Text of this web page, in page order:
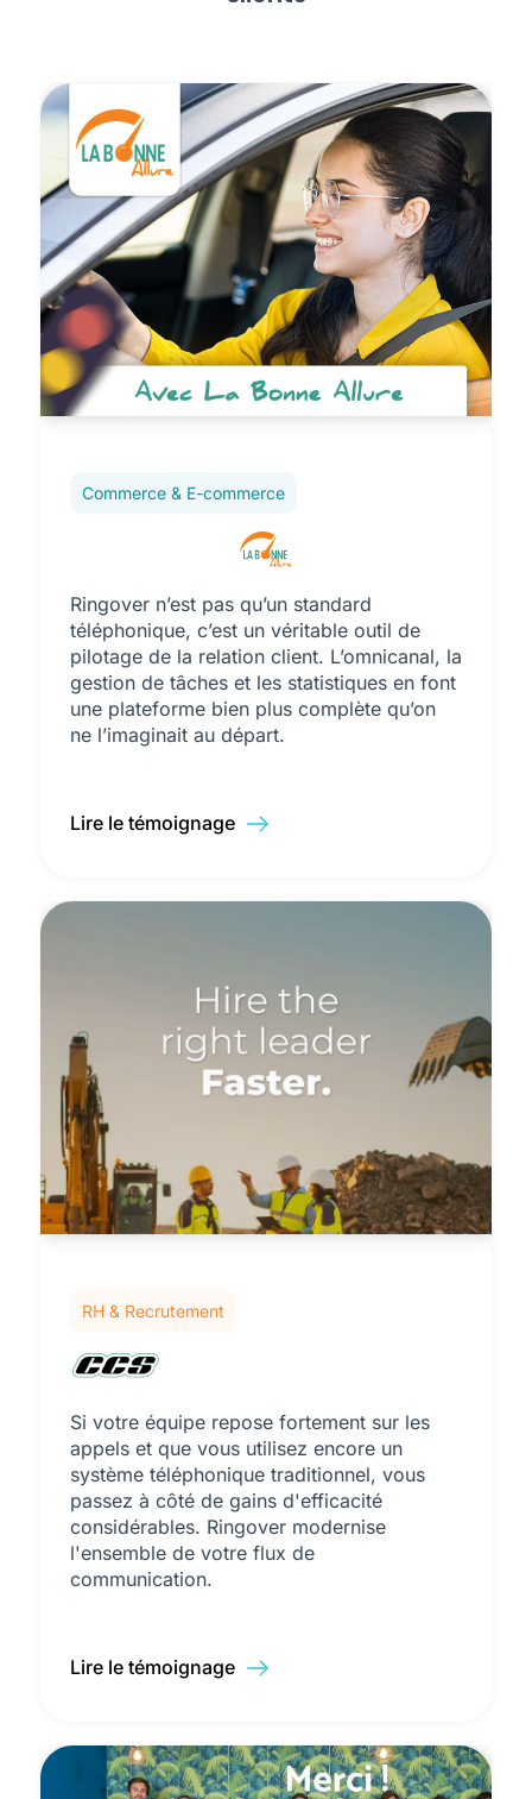
Commerce & E-commerce
Ringover n’est pas qu’un standard
téléphonique, c’est un véritable outil de
pilotage de la relation client. L’omnicanal, la
gestion de tâches et les statistiques en font
une plateforme bien plus complète qu’on
ne l’imaginait au départ.
Lire le témoignage
RH & Recrutement
Si votre équipe repose fortement sur les
appels et que vous utilisez encore un
système téléphonique traditionnel, vous
passez à côté de gains d'efficacité
considérables. Ringover modernise
l'ensemble de votre flux de
communication.
Lire le témoignage